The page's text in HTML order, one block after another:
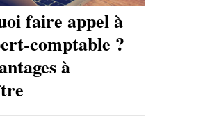
faire appel à
comptable ?
à